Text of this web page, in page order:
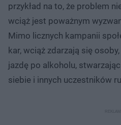
przykład na to, że problem
wciąż jest poważnym
Mimo licznych kampanii
kar, wciąż zdarzają się
jazdę po alkoholu,
siebie i innych uczestników